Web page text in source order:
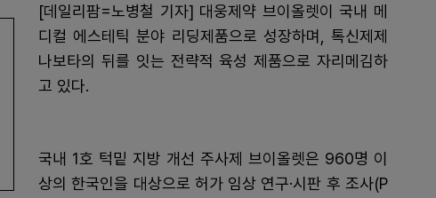
[데일리팜=노병철 기자] 대웅제약 브이올렛이 국내 메
디컬 에스테틱 분야 리딩제품으로 성장하며, 톡신제제
나보타의 뒤를 잇는 전략적 육성 제품으로 자리메김하
고 있다.
국내 1호 턱밑 지방 개선 주사제 브이올렛은 960명 이
상의 한국인을 대상으로 허가 임상 연구·시판 후 조사(P